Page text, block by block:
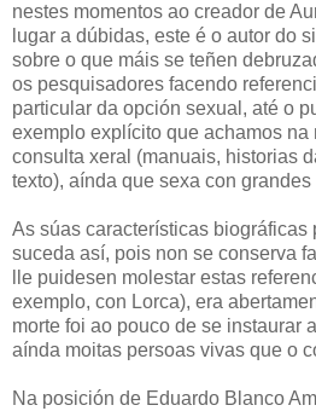
nestes momentos ao creador de
lugar a dúbidas, este é o autor do
sobre o que máis se teñen
os pesquisadores facendo
particular da opción sexual, até o
exemplo explícito que achamos na
consulta xeral (manuais, historias
texto), aínda que sexa con
As súas características biográficas
suceda así, pois non se conserva
lle puidesen molestar estas
exemplo, con Lorca), era
morte foi ao pouco de se instaurar
aínda moitas persoas vivas que o
Na posición de Eduardo Blanco